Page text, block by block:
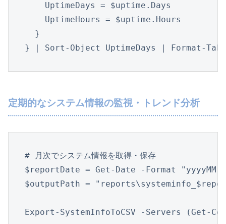
    UptimeDays = $uptime.Days
    UptimeHours = $uptime.Hours
  }
} | Sort-Object UptimeDays | Format-
定期的なシステム情報の監視・トレンド分析
# 月次でシステム情報を取得・保存
$reportDate = Get-Date -Format "yyyyMM"
$outputPath =
Export-SystemInfoToCSV -Servers (Get-